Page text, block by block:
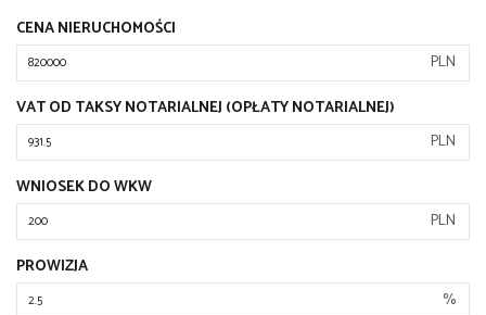
CENA NIERUCHOMOŚCI
PLN
VAT OD TAKSY NOTARIALNEJ (OPŁATY NOTARIALNEJ)
PLN
WNIOSEK DO WKW
PLN
PROWIZJA
%